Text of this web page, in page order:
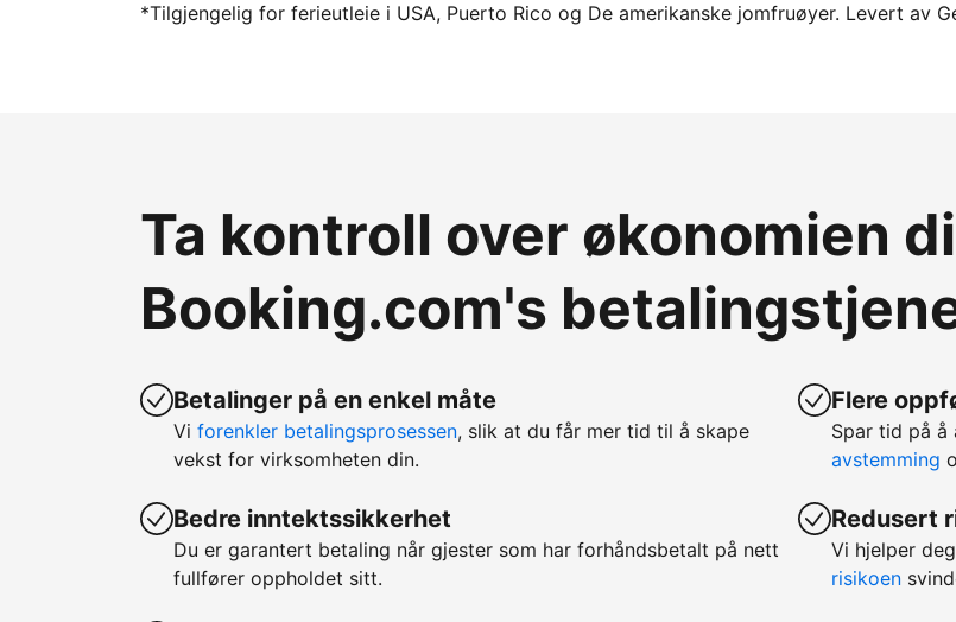
*Tilgjengelig for ferieutleie i USA, Puerto Rico og De amerikanske jomfruøyer. Levert av
Ta kontroll over økonomien
Booking.com's
Betalinger på en enkel måte
Vi forenkler betalingsprosessen, slik at du får mer tid til å skape
vekst for virksomheten din.
Bedre inntektssikkerhet
Du er garantert betaling når gjester som har forhåndsbetalt på nett
fullfører oppholdet sitt.
Flere
Spar tid på å
avstemming
Redusert
Vi hjelper
risikoen